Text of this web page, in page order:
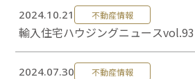
2024.10.21 不動産情報
輸入住宅ハウジングニュースvol.93
2024.07.30 不動産情報